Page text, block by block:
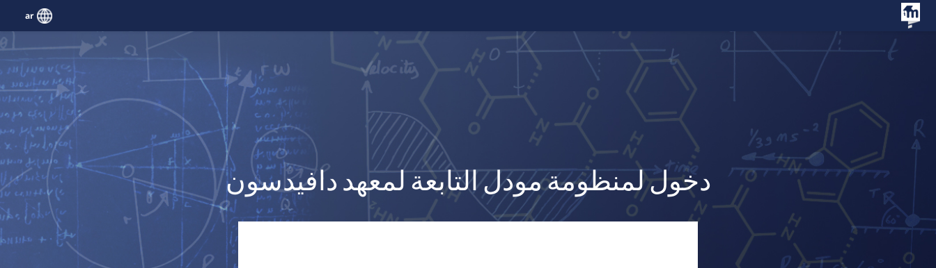
تخطى إلى المحتوى الرئيسي
ar
دخول لمنظومة مودل التابعة لمعهد دافيدسون